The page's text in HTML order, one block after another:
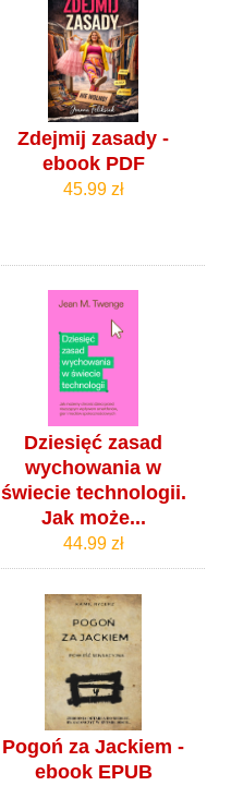
Zdejmij zasady -
ebook PDF
45.99 zł
Dziesięć zasad
wychowania w
świecie technologii.
Jak może...
44.99 zł
Pogoń za Jackiem -
ebook EPUB